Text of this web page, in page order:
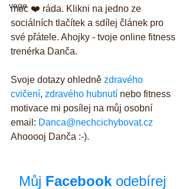
vege
moc ❤️ ráda. Klikni na jedno ze
sociálních tlačítek a sdílej článek pro
své přátele. Ahojky - tvoje online fitness
trenérka Danča.
Svoje dotazy ohledně zdravého
cvičení, zdravého hubnutí nebo fitness
motivace mi posílej na můj osobní
email: Danca@nechcichybovat.cz
Ahooooj Danča :-).
Můj Facebook odebírej